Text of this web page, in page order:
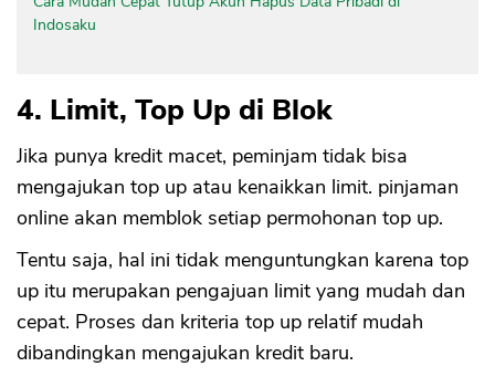
Indosaku
4. Limit, Top Up di Blok
Jika punya kredit macet, peminjam tidak bisa
mengajukan top up atau kenaikkan limit. pinjaman
online akan memblok setiap permohonan top up.
Tentu saja, hal ini tidak menguntungkan karena top
up itu merupakan pengajuan limit yang mudah dan
cepat. Proses dan kriteria top up relatif mudah
dibandingkan mengajukan kredit baru.